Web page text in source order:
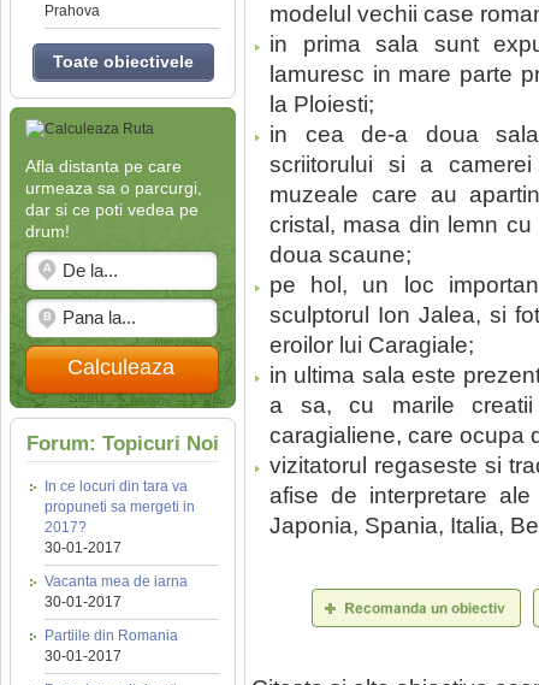
Prahova
Toate obiectivele
Afla distanta pe care
urmeaza sa o parcurgi,
dar si ce poti vedea pe
drum!
Calculeaza
Forum: Topicuri Noi
In ce locuri din tara va
propuneti sa mergeti in
2017?
30-01-2017
Vacanta mea de iarna
30-01-2017
Partiile din Romania
30-01-2017
modelul vechii case
in prima sala sunt
lamuresc in mare parte
la Ploiesti;
in cea de-a doua sala
scriitorului si a
muzeale care au
cristal, masa din lemn
doua scaune;
pe hol, un loc
sculptorul Ion Jalea, si
eroilor lui Caragiale;
in ultima sala este
a sa, cu marile
caragialiene, care ocupa
vizitatorul regaseste si
afise de interpretare
Japonia, Spania, Italia,